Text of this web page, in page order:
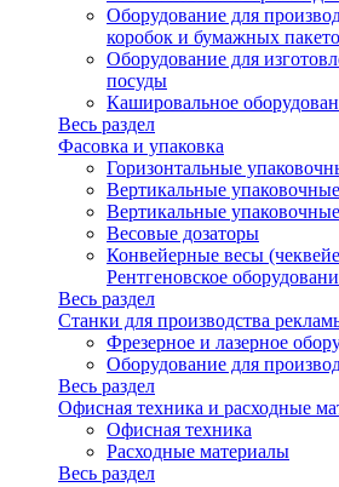
Оборудование для
коробок и бумажных
Оборудование для
посуды
Кашировальное
Весь раздел
Фасовка и упаковка
Горизонтальные
Вертикальные
Вертикальные
Весовые дозаторы
Конвейерные весы
Рентгеновское
Весь раздел
Станки для производства
Фрезерное и лазерное
Оборудование для
Весь раздел
Офисная техника и расходные
Офисная техника
Расходные материалы
Весь раздел